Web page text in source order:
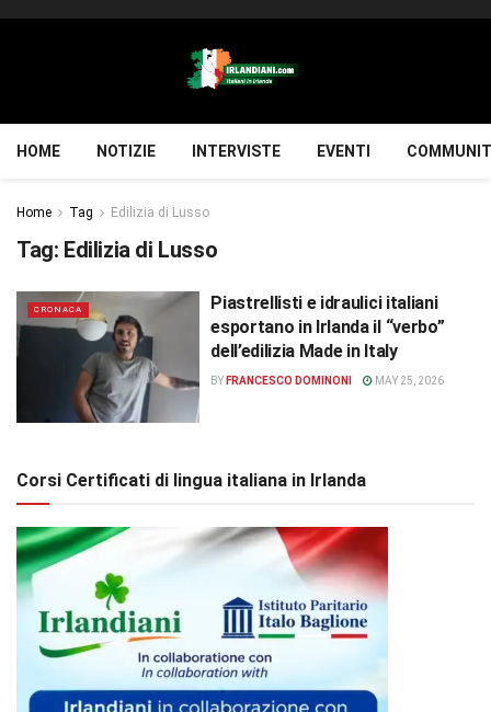
HOME NOTIZIE INTERVISTE EVENTI
Home Tag Edilizia di Lusso
Tag: Edilizia di Lusso
CRONACA
Piastrellisti e idraulici italiani
esportano in Irlanda il “verbo”
dell’edilizia Made in Italy
BY FRANCESCO DOMINONI MAY 25, 2026
Corsi Certificati di lingua italiana in Irlanda